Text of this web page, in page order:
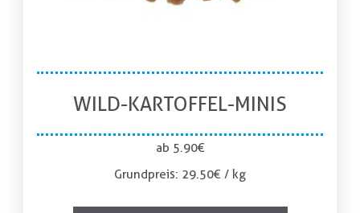
WILD-KARTOFFEL-MINIS
ab 5.90€
Grundpreis: 29.50€ / kg